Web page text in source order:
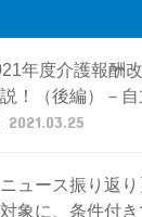
年度介護報酬
！（後編）－
2021.03.25
ニュース振り返
象に、条件付